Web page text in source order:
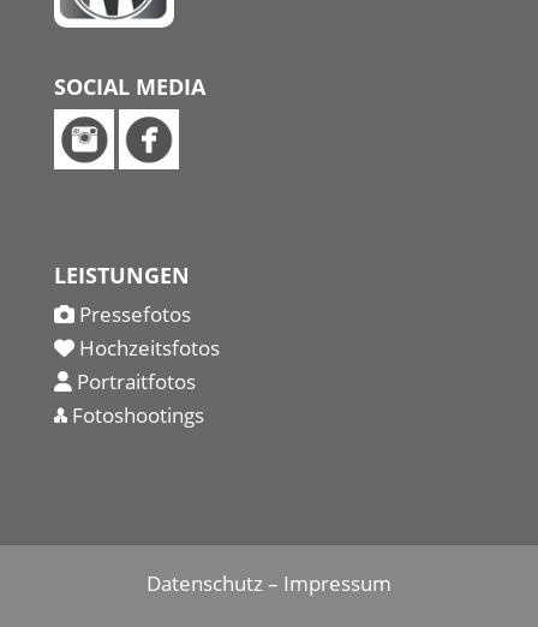
SOCIAL MEDIA
LEISTUNGEN
Pressefotos
Hochzeitsfotos
Portraitfotos
Fotoshootings
Datenschutz– Impressum